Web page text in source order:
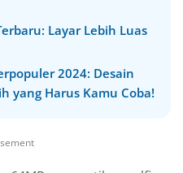
Layar Lebih Luas
2024: Desain
yang Harus Kamu Coba!